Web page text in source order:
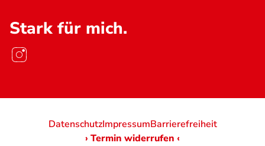
Stark für mich.
DatenschutzImpressumBarrierefreiheit
› Termin widerrufen ‹